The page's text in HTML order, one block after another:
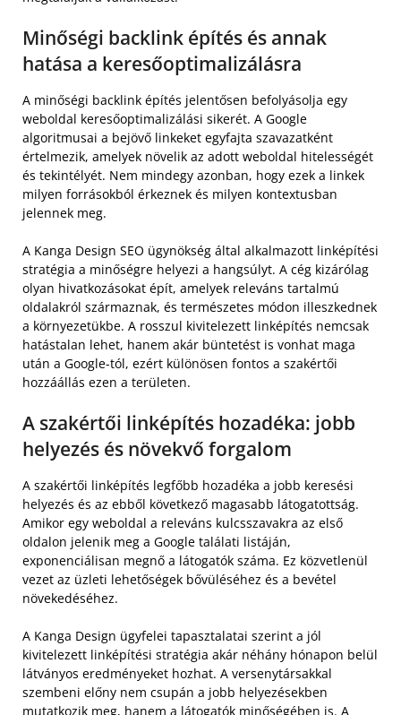
Minőségi backlink építés és annak
hatása a keresőoptimalizálásra
A minőségi backlink építés jelentősen befolyásolja egy
weboldal keresőoptimalizálási sikerét. A Google
algoritmusai a bejövő linkeket egyfajta szavazatként
értelmezik, amelyek növelik az adott weboldal hitelességét
és tekintélyét. Nem mindegy azonban, hogy ezek a linkek
milyen forrásokból érkeznek és milyen kontextusban
jelennek meg.
A Kanga Design SEO ügynökség által alkalmazott linképítési
stratégia a minőségre helyezi a hangsúlyt. A cég kizárólag
olyan hivatkozásokat épít, amelyek releváns tartalmú
oldalakról származnak, és természetes módon illeszkednek
a környezetükbe. A rosszul kivitelezett linképítés nemcsak
hatástalan lehet, hanem akár büntetést is vonhat maga
után a Google-tól, ezért különösen fontos a szakértői
hozzáállás ezen a területen.
A szakértői linképítés hozadéka: jobb
helyezés és növekvő forgalom
A szakértői linképítés legfőbb hozadéka a jobb keresési
helyezés és az ebből következő magasabb látogatottság.
Amikor egy weboldal a releváns kulcsszavakra az első
oldalon jelenik meg a Google találati listáján,
exponenciálisan megnő a látogatók száma. Ez közvetlenül
vezet az üzleti lehetőségek bővüléséhez és a bevétel
növekedéséhez.
A Kanga Design ügyfelei tapasztalatai szerint a jól
kivitelezett linképítési stratégia akár néhány hónapon belül
látványos eredményeket hozhat. A versenytársakkal
szembeni előny nem csupán a jobb helyezésekben
mutatkozik meg, hanem a látogatók minőségében is. A